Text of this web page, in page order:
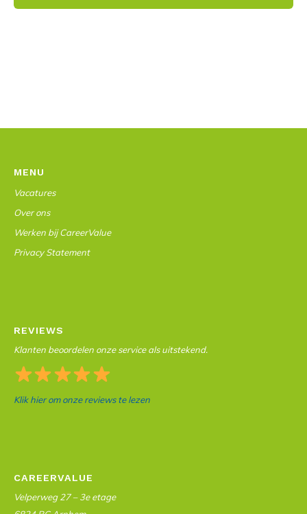
MENU
Vacatures
Over ons
Werken bij CareerValue
Privacy Statement
REVIEWS
Klanten beoordelen onze service als uitstekend.
Klik hier om onze reviews te lezen
CAREERVALUE
Velperweg 27 – 3e etage